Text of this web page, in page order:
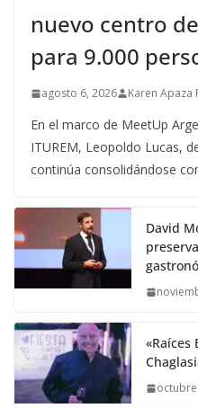
nuevo centro
para 9.000
agosto 6, 2026 Karen Apaza
En el marco de MeetUp
ITUREM, Leopoldo Lucas,
continúa consolidándose
David
«Raíces